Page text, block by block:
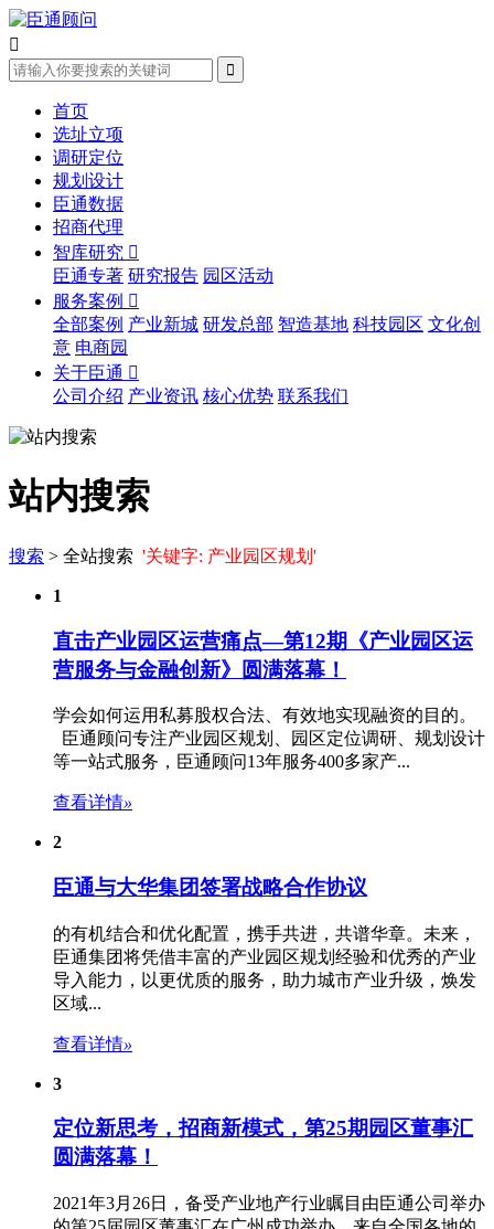


首页
选址立项
调研定位
规划设计
臣通数据
招商代理
智库研究 
臣通专著 研究报告 园区活动
服务案例 
全部案例 产业新城 研发总部 智造基地 科技园区 文化创
意 电商园
关于臣通 
公司介绍 产业资讯 核心优势 联系我们
站内搜索
搜索 > 全站搜索 '关键字: 产业园区规划'
1
直击产业园区运营痛点—第12期《产业园区运
营服务与金融创新》圆满落幕！
学会如何运用私募股权合法、有效地实现融资的目的。
臣通顾问专注产业园区规划
、园区定位调研、规划设计
等一站式服务，臣通顾问13年服务400多家产...
查看详情»
2
臣通与大华集团签署战略合作协议
的有机结合和优化配置，携手共进，共谱华章。未来，
臣通集团将凭借丰富的产业园区规划 经验和优秀的产业
导入能力，以更优质的服务，助力城市产业升级，焕发
区域...
查看详情»
3
定位新思考，招商新模式，第25期园区董事汇
圆满落幕！
2021年3月26日，备受产业地产行业瞩目由臣通公司举办